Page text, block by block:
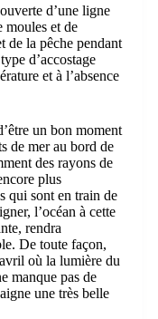
d’une ligne
moules et de
de la pêche pendant
d’accostage
et à l’absence
un bon moment
de mer au bord de
des rayons de
plus
qui sont en train de
l’océan à cette
rendra
De toute façon,
où la lumière du
manque pas de
une très belle